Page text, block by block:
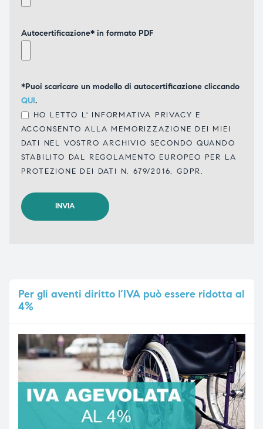
Autocertificazione* in formato PDF
*Puoi scaricare un modello di autocertificazione cliccando
QUI.
HO LETTO L' INFORMATIVA PRIVACY E
ACCONSENTO ALLA MEMORIZZAZIONE DEI MIEI
DATI NEL VOSTRO ARCHIVIO SECONDO QUANDO
STABILITO DAL REGOLAMENTO EUROPEO PER LA
PROTEZIONE DEI DATI N. 679/2016, GDPR.
Pergli aventi diritto l’IVA può essere ridotta al
4%